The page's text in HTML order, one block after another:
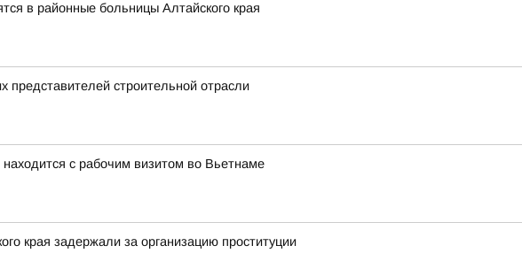
в районные больницы Алтайского края
представителей строительной отрасли
находится с рабочим визитом во Вьетнаме
края задержали за организацию проституции